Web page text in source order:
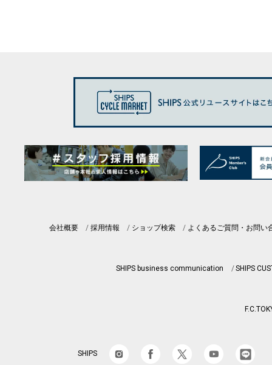
会社概要 採用情報 ショップ検索 よくあるご質問・お問い
SHIPS business communication SHIPS
SHIPS